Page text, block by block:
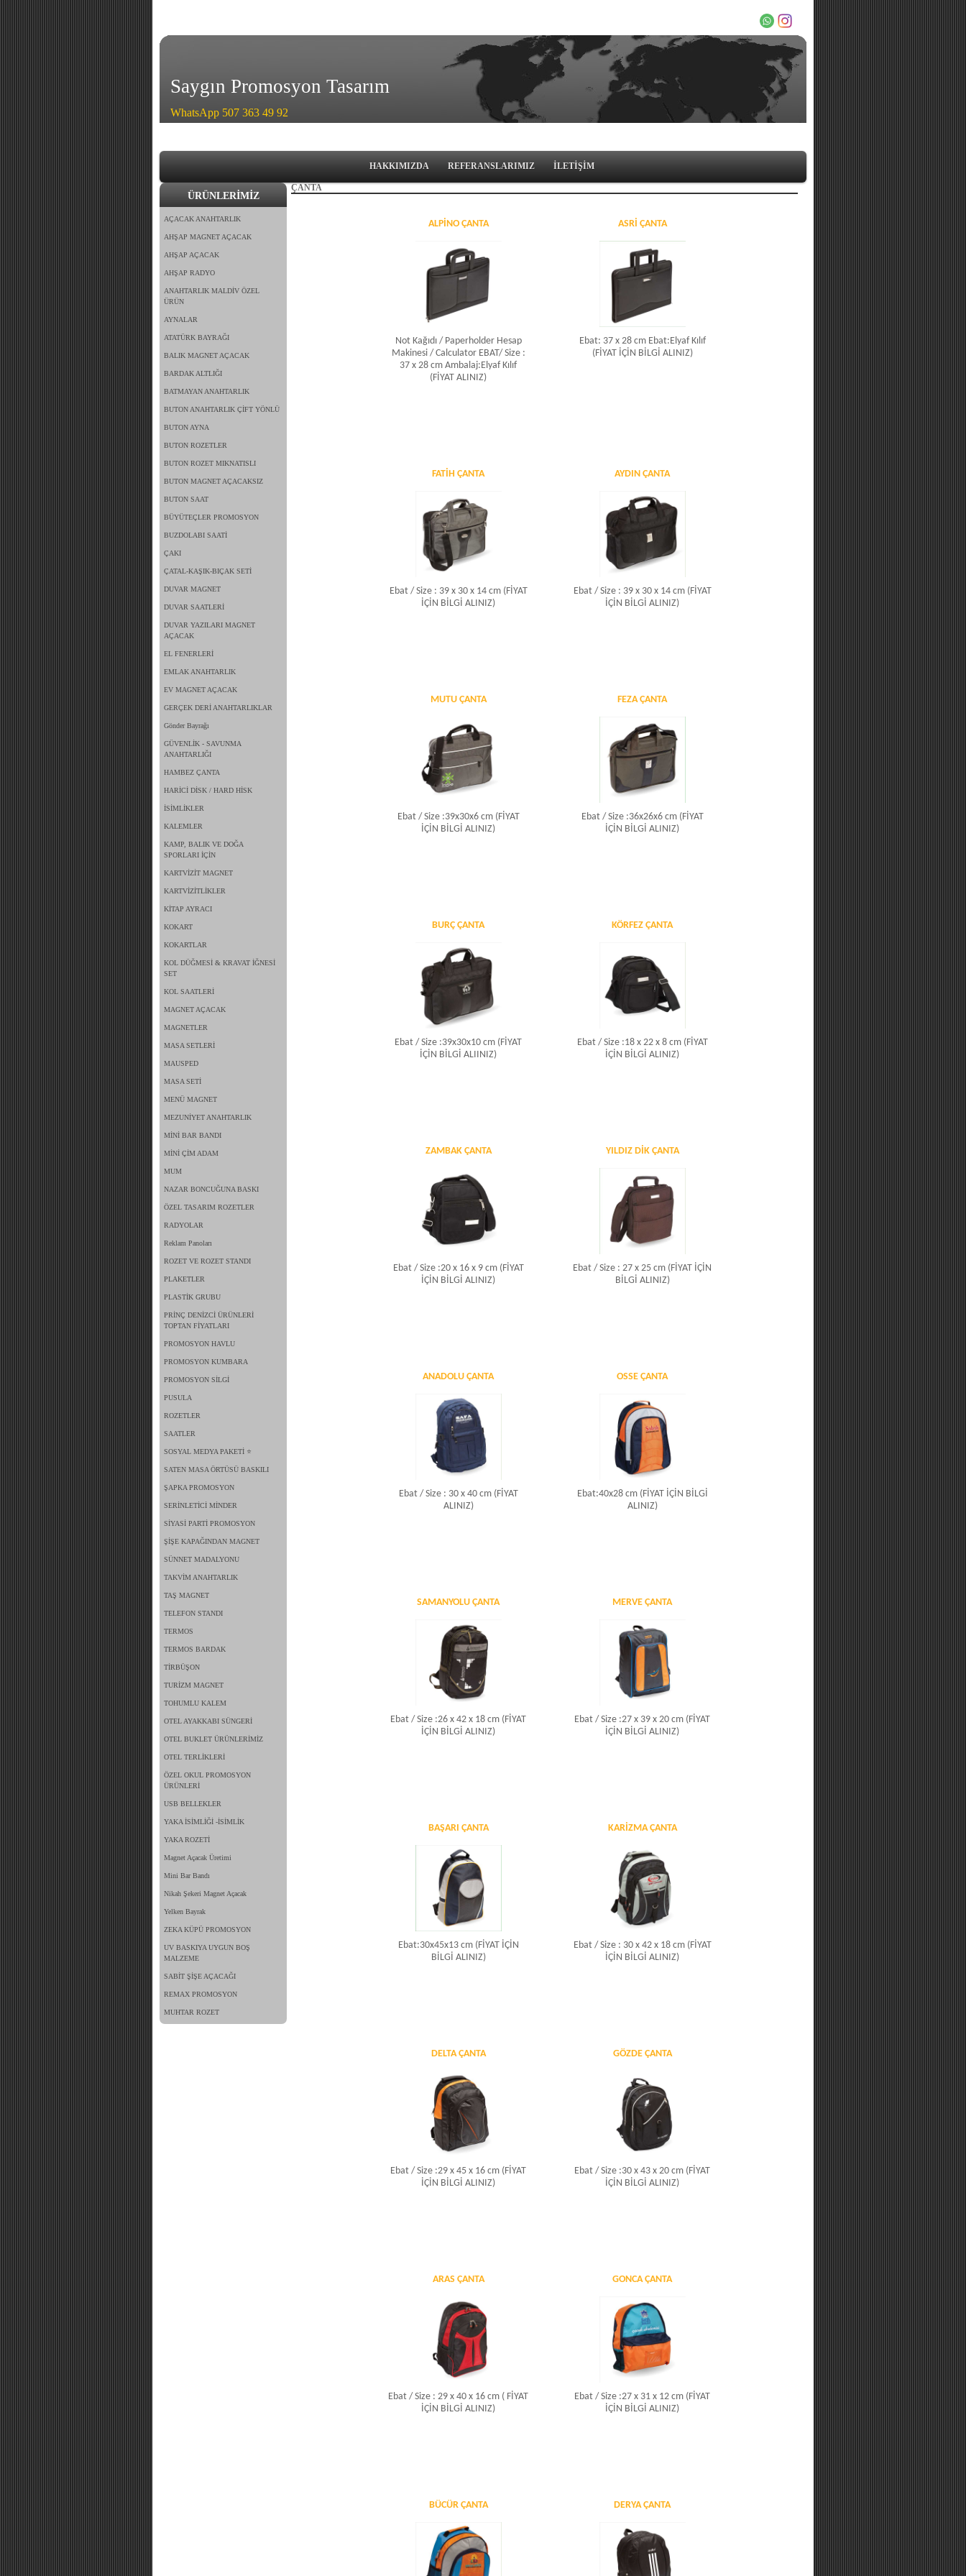
Saygın Promosyon Tasarım
WhatsApp 507 363 49 92
HAKKIMIZDA REFERANSLARIMIZ İLETİŞİM
ÜRÜNLERİMİZ
AÇACAK ANAHTARLIK
AHŞAP MAGNET AÇACAK
AHŞAP AÇACAK
AHŞAP RADYO
ANAHTARLIK MALDİV ÖZEL
ÜRÜN
AYNALAR
ATATÜRK BAYRAĞI
BALIK MAGNET AÇACAK
BARDAK ALTLIĞI
BATMAYAN ANAHTARLIK
BUTON ANAHTARLIK ÇİFT YÖNLÜ
BUTON AYNA
BUTON ROZETLER
BUTON ROZET MIKNATISLI
BUTON MAGNET AÇACAKSIZ
BUTON SAAT
BÜYÜTEÇLER PROMOSYON
BUZDOLABI SAATİ
ÇAKI
ÇATAL-KAŞIK-BIÇAK SETİ
DUVAR MAGNET
DUVAR SAATLERİ
DUVAR YAZILARI MAGNET
AÇACAK
EL FENERLERİ
EMLAK ANAHTARLIK
EV MAGNET AÇACAK
GERÇEK DERİ ANAHTARLIKLAR
Gönder Bayrağı
GÜVENLİK - SAVUNMA
ANAHTARLIĞI
HAMBEZ ÇANTA
HARİCİ DİSK / HARD HİSK
İSİMLİKLER
KALEMLER
KAMP, BALIK VE DOĞA
SPORLARI İÇİN
KARTVİZİT MAGNET
KARTVİZİTLİKLER
KİTAP AYRACI
KOKART
KOKARTLAR
KOL DÜĞMESİ & KRAVAT İĞNESİ
SET
KOL SAATLERİ
MAGNET AÇACAK
MAGNETLER
MASA SETLERİ
MAUSPED
MASA SETİ
MENÜ MAGNET
MEZUNİYET ANAHTARLIK
MİNİ BAR BANDI
MİNİ ÇİM ADAM
MUM
NAZAR BONCUĞUNA BASKI
ÖZEL TASARIM ROZETLER
RADYOLAR
Reklam Panoları
ROZET VE ROZET STANDI
PLAKETLER
PLASTİK GRUBU
PRİNÇ DENİZCİ ÜRÜNLERİ
TOPTAN FİYATLARI
PROMOSYON HAVLU
PROMOSYON KUMBARA
PROMOSYON SİLGİ
PUSULA
ROZETLER
SAATLER
SOSYAL MEDYA PAKETİ ⭐
SATEN MASA ÖRTÜSÜ BASKILI
ŞAPKA PROMOSYON
SERİNLETİCİ MİNDER
SİYASİ PARTİ PROMOSYON
ŞİŞE KAPAĞINDAN MAGNET
SÜNNET MADALYONU
TAKVİM ANAHTARLIK
TAŞ MAGNET
TELEFON STANDI
TERMOS
TERMOS BARDAK
TİRBÜŞON
TURİZM MAGNET
TOHUMLU KALEM
OTEL AYAKKABI SÜNGERİ
OTEL BUKLET ÜRÜNLERİMİZ
OTEL TERLİKLERİ
ÖZEL OKUL PROMOSYON
ÜRÜNLERİ
USB BELLEKLER
YAKA İSİMLİĞİ -İSİMLİK
YAKA ROZETİ
Magnet Açacak Üretimi
Mini Bar Bandı
Nikah Şekeri Magnet Açacak
Yelken Bayrak
ZEKA KÜPÜ PROMOSYON
UV BASKIYA UYGUN BOŞ
MALZEME
SABİT ŞİŞE AÇACAĞI
REMAX PROMOSYON
MUHTAR ROZET
ÇANTA
ALPINO ÇANTA
Not Kağıdı / Paperholder Hesap
Makinesi / Calculator EBAT/ Size :
37 x 28 cm Ambalaj:Elyaf Kılıf
(FİYAT ALINIZ)
ASRI ÇANTA
Ebat: 37 x 28 cm Ebat:Elyaf Kılıf
(FİYAT İÇİN BİLGİ ALINIZ)
FATIH ÇANTA
Ebat / Size : 39 x 30 x 14 cm (FİYAT
İÇİN BİLGİ ALINIZ)
AYDIN ÇANTA
Ebat / Size : 39 x 30 x 14 cm (FİYAT
İÇİN BİLGİ ALINIZ)
MUTU ÇANTA
Ebat / Size :39x30x6 cm (FİYAT
İÇİN BİLGİ ALINIZ)
FEZA ÇANTA
Ebat / Size :36x26x6 cm (FİYAT
İÇİN BİLGİ ALINIZ)
BURÇ ÇANTA
Ebat / Size :39x30x10 cm (FİYAT
İÇİN BİLGİ ALIINIZ)
KÖRFEZ ÇANTA
Ebat / Size :18 x 22 x 8 cm (FİYAT
İÇİN BİLGİ ALINIZ)
ZAMBAK ÇANTA
Ebat / Size :20 x 16 x 9 cm (FİYAT
İÇİN BİLGİ ALINIZ)
YILDIZ DIK ÇANTA
Ebat / Size : 27 x 25 cm (FİYAT İÇİN
BİLGİ ALINIZ)
ANADOLU ÇANTA
Ebat / Size : 30 x 40 cm (FİYAT
ALINIZ)
OSSE ÇANTA
Ebat:40x28 cm (FİYAT İÇİN BİLGİ
ALINIZ)
SAMANYOLU ÇANTA
Ebat / Size :26 x 42 x 18 cm (FİYAT
İÇİN BİLGİ ALINIZ)
MERVE ÇANTA
Ebat / Size :27 x 39 x 20 cm (FİYAT
İÇİN BİLGİ ALINIZ)
BAŞARI ÇANTA
Ebat:30x45x13 cm (FİYAT İÇİN
BİLGİ ALINIZ)
KARIZMA ÇANTA
Ebat / Size : 30 x 42 x 18 cm (FİYAT
İÇİN BİLGİ ALINIZ)
DELTA ÇANTA
Ebat / Size :29 x 45 x 16 cm (FİYAT
İÇİN BİLGİ ALINIZ)
GÖZDE ÇANTA
Ebat / Size :30 x 43 x 20 cm (FİYAT
İÇİN BİLGİ ALINIZ)
ARAS ÇANTA
Ebat / Size : 29 x 40 x 16 cm ( FİYAT
İÇİN BİLGİ ALINIZ)
GONCA ÇANTA
Ebat / Size :27 x 31 x 12 cm (FİYAT
İÇİN BİLGİ ALINIZ)
BÜCÜR ÇANTA DERYA ÇANTA